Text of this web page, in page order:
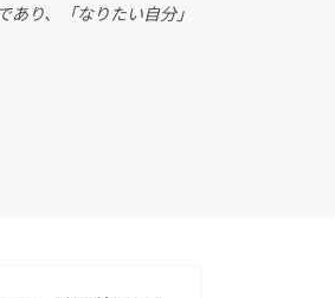
ョン
り、「なりたい自分」